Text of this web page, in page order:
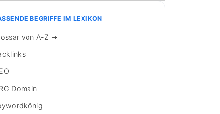
BEGRIFFE IM LEXIKON
von A-Z →
Domain